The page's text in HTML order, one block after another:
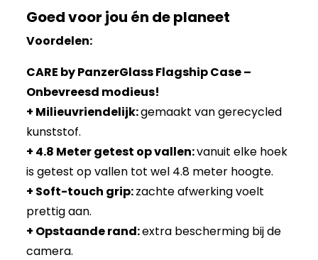
Goed voor jou én de planeet
Voordelen:
CARE by PanzerGlass Flagship Case –
Onbevreesd modieus!
+ Milieuvriendelijk:gemaakt van gerecycled
kunststof.
+ 4.8 Meter getest op vallen:vanuit elke hoek
is getest op vallen tot wel 4.8 meter hoogte.
+ Soft-touch grip:zachte afwerking voelt
prettig aan.
+ Opstaande rand:extra bescherming bij de
camera.